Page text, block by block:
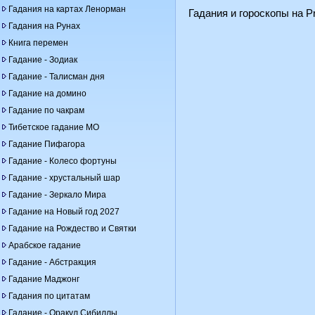
Гадания на картах Ленорман
Гадания на Рунах
Книга перемен
Гадание - Зодиак
Гадание - Талисман дня
Гадание на домино
Гадание по чакрам
Тибетское гадание МО
Гадание Пифагора
Гадание - Колесо фортуны
Гадание - хрустальный шар
Гадание - Зеркало Мира
Гадание на Новый год 2027
Гадание на Рождество и Святки
Арабское гадание
Гадание - Абстракция
Гадание Маджонг
Гадания по цитатам
Гадание - Оракул Сибиллы
Гадания и гороскопы на